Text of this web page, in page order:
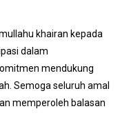
khairan kepada
dalam
mendukung
Semoga seluruh amal
memperoleh balasan